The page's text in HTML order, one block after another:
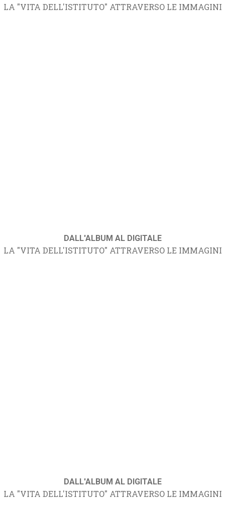
LA "VITA DELL'ISTITUTO" ATTRAVERSO LE IMMAGINI
DALL'ALBUM AL DIGITALE
LA "VITA DELL'ISTITUTO" ATTRAVERSO LE IMMAGINI
DALL'ALBUM AL DIGITALE
LA "VITA DELL'ISTITUTO" ATTRAVERSO LE IMMAGINI